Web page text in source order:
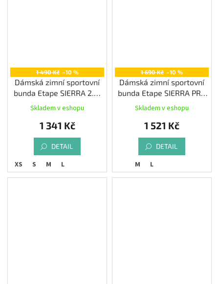
1 490 Kč –10 %
Dámská zimní sportovní
bunda Etape SIERRA 2.0,
růžová/černá
Skladem v eshopu
1 341 Kč
DETAIL
XS S M L
1 690 Kč –10 %
Dámská zimní sportovní
bunda Etape SIERRA PRO
2.0, černá
Skladem v eshopu
1 521 Kč
DETAIL
M L